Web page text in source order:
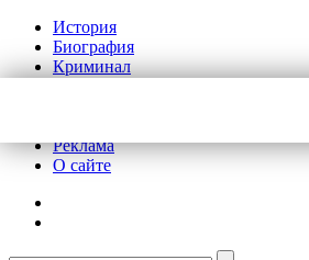
История
Биография
Криминал
Реклама
О сайте